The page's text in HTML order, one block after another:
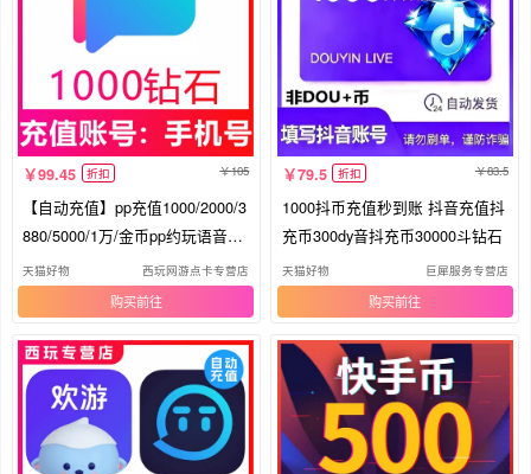
99.45 折扣 105
【自动充值】pp充值1000/2000/3
880/5000/1万/金币pp约玩语音充
值
天猫好物 西玩网游点卡专营店
购买
79.5 折扣 83.5
1000抖币充值秒到账 抖音充值抖
充币300dy音抖充币30000斗钻石
天猫好物 巨犀服务专营店
购买